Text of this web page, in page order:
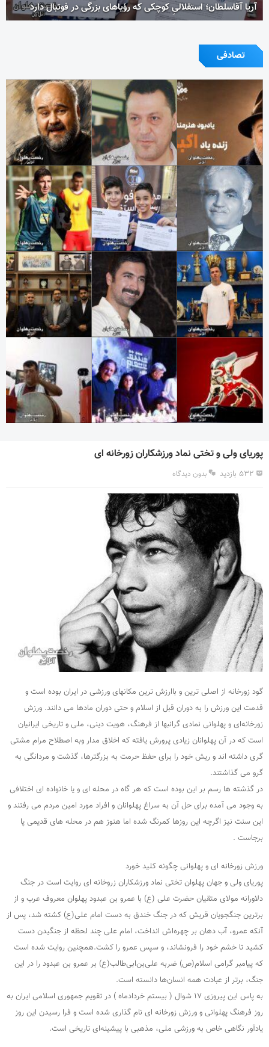
آریا آقاسلطان؛ استقلالیِ کوچکی که رؤیاهای بزرگی در فوتبال دارد
تصادفی
پوریای ولی و تختی نماد ورزشکاران زورخانه ای
۵۳۲ بازدید بدون دیدگاه
گود زورخانه از اصلی ترین و باارزش ترین مکانهای ورزشی در ایران بوده است و
قدمت این ورزش را به دوران قبل از اسلام و حتی دوران مادها می دانند. ورزش
زورخانه‌ای و پهلوانی نمادی گرانبها از فرهنگ، هویت دینی، ملی و تاریخی ایرانیان
است که در آن پهلوانان زیادی پرورش یافته که اخلاق مدار وبه اصطلاح مرام مشتی
گری داشته اند و ریش خود را برای حفظ حرمت به بزرگترها، گذشت و مردانگی به
گرو می گذاشتند.
در گذشته ها رسم بر این بوده است که هر گاه در محله ای و یا خانواده ای اختلافی
به وجود می آمده برای حل آن به سراغ پهلوانان و افراد مورد امین مردم می رفتند و
این سنت نیز اگرچه این روزها کمرنگ شده اما هنوز هم در محله های قدیمی پا
برجاست .
ورزش زورخانه ای و پهلوانی چگونه کلید خورد
پوریای ولی و جهان پهلوان تختی نماد ورزشکاران زروخانه ای روایت است در جنگ
دلاورانه مولای متقیان حضرت علی (ع) با عمرو بن عبدود پهلوان معروف عرب و از
برترین جنگجویان قریش که در جنگ خندق به دست امام علی(ع) کشته شد، پس از
آنکه عمرو، آب دهان بر چهره‌اش انداخت، امام علی چند لحظه از جنگیدن دست
کشید تا خشم خود را فرونشاند، و سپس عمرو را کشت.همچنین روایت شده است
که پیامبر گرامی اسلام(ص) ضربه علی‌بن‌ابی‌طالب(ع) بر عمرو بن عبدود را در این
جنگ، برتر از عبادت همه انسان‌ها دانسته است.
به پاس این پیروزی ۱۷ شوال ( بیستم خردادماه ) در تقویم جمهوری اسلامی ایران به
روز فرهنگ پهلوانی و ورزش زورخانه ای نام گذاری شده است و فرا رسیدن این روز
یادآور نگاهی خاص به ورزشی ملی، مذهبی با پیشینه‌ای تاریخی است.